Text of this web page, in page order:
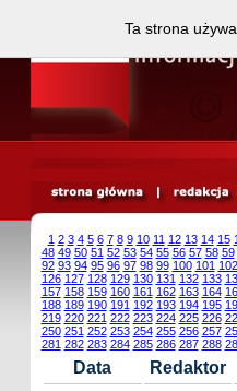
1 2 3 4 5 6 7 8 9 10 11 12 13 14 15
48 49 50 51 52 53 54 55 56 57 58 59
92 93 94 95 96 97 98 99 100 101 102
126 127 128 129 130 131 132 133
157 158 159 160 161 162 163 164
188 189 190 191 192 193 194 195
219 220 221 222 223 224 225 226
250 251 252 253 254 255 256 257
281 282 283 284 285 286 287 288
Data Redaktor
Ta strona